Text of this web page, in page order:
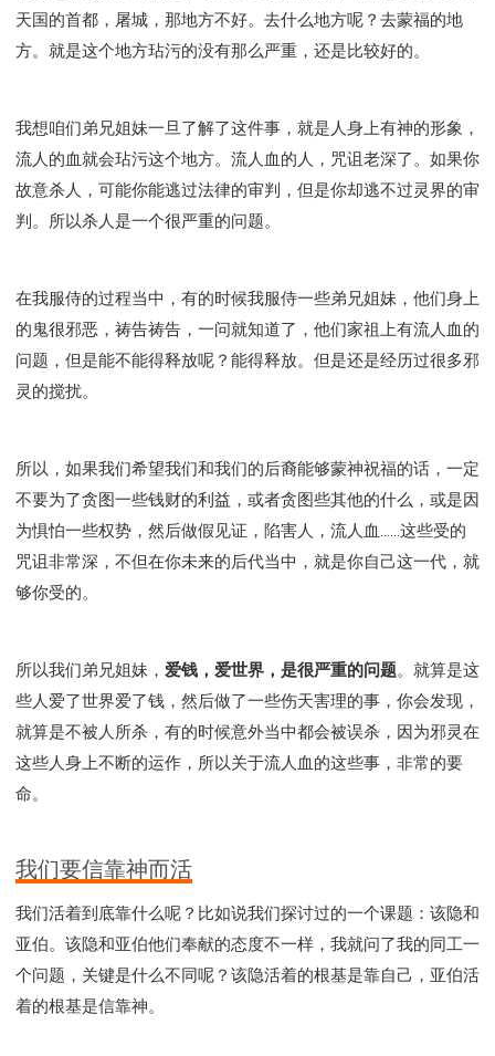
天国的首都，屠城，那地方不好。去什么地方呢？去蒙福的地
方。就是这个地方玷污的没有那么严重，还是比较好的。
我想咱们弟兄姐妹一旦了解了这件事，就是人身上有神的形象，
流人的血就会玷污这个地方。流人血的人，咒诅老深了。如果你
故意杀人，可能你能逃过法律的审判，但是你却逃不过灵界的审
判。所以杀人是一个很严重的问题。
在我服侍的过程当中，有的时候我服侍一些弟兄姐妹，他们身上
的鬼很邪恶，祷告祷告，一问就知道了，他们家祖上有流人血的
问题，但是能不能得释放呢？能得释放。但是还是经历过很多邪
灵的搅扰。
所以，如果我们希望我们和我们的后裔能够蒙神祝福的话，一定
不要为了贪图一些钱财的利益，或者贪图些其他的什么，或是因
为惧怕一些权势，然后做假见证，陷害人，流人血......这些受的
咒诅非常深，不但在你未来的后代当中，就是你自己这一代，就
够你受的。
所以我们弟兄姐妹， 爱钱，爱世界，是很严重的问题。就算是这
些人爱了世界爱了钱，然后做了一些伤天害理的事，你会发现，
就算是不被人所杀，有的时候意外当中都会被误杀，因为邪灵在
这些人身上不断的运作，所以关于流人血的这些事，非常的要
命。
我们要信靠神而活
我们活着到底靠什么呢？比如说我们探讨过的一个课题：该隐和
亚伯。该隐和亚伯他们奉献的态度不一样，我就问了我的同工一
个问题，关键是什么不同呢？该隐活着的根基是靠自己，亚伯活
着的根基是信靠神。